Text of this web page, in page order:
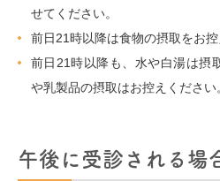
せてください。
前日21時以降は食物の摂取をお控
前日21時以降も、水や白湯は摂
や乳製品の摂取はお控えください
午後に受診される場